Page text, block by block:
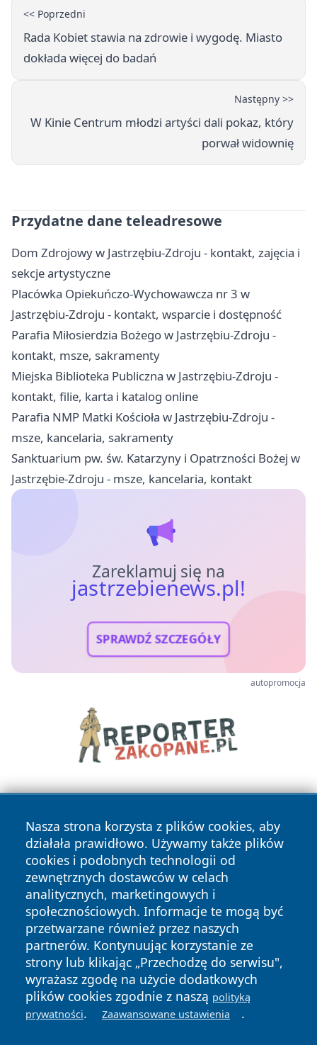
<< Poprzedni
Rada Kobiet stawia na zdrowie i wygodę. Miasto
dokłada więcej do badań
Następny >>
W Kinie Centrum młodzi artyści dali pokaz, który
porwał widownię
Przydatne dane teleadresowe
Dom Zdrojowy w Jastrzębiu-Zdroju - kontakt, zajęcia i
sekcje artystyczne
Placówka Opiekuńczo-Wychowawcza nr 3 w
Jastrzębiu-Zdroju - kontakt, wsparcie i dostępność
Parafia Miłosierdzia Bożego w Jastrzębiu-Zdroju -
kontakt, msze, sakramenty
Miejska Biblioteka Publiczna w Jastrzębiu-Zdroju -
kontakt, filie, karta i katalog online
Parafia NMP Matki Kościoła w Jastrzębiu-Zdroju -
msze, kancelaria, sakramenty
Sanktuarium pw. św. Katarzyny i Opatrzności Bożej w
Jastrzębie-Zdroju - msze, kancelaria, kontakt
Zareklamuj się na
jastrzebienews.pl!
SPRAWDŹ SZCZEGÓŁY
autopromocja
Nasza strona korzysta z plików cookies, aby
działała prawidłowo. Używamy także plików
cookies i podobnych technologii od
zewnętrznych dostawców w celach
analitycznych, marketingowych i
społecznościowych. Informacje te mogą być
przetwarzane również przez naszych
partnerów. Kontynuując korzystanie ze
strony lub klikając „Przechodzę do serwisu",
wyrażasz zgodę na użycie dodatkowych
plików cookies zgodnie z naszą polityką
prywatności. Zaawansowane ustawienia .
Copyright © 2026 jastrzebienews.pl Wszystkie prawa
zastrzeżone.
News Autorzy
Polityka
Prywatności
Polityka
Cookies